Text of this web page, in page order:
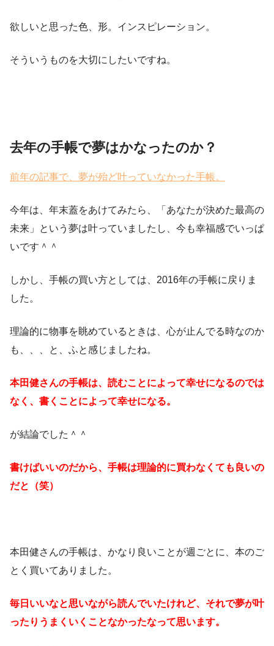
欲しいと思った色、形。インスピレーション。
そういうものを大切にしたいですね。
去年の手帳で夢はかなったのか？
前年の記事で、夢が殆ど叶っていなかった手帳。
今年は、年末蓋をあけてみたら、「あなたが決めた最高の
未来」という夢は叶っていましたし、今も幸福感でいっぱ
いです＾＾
しかし、手帳の買い方としては、2016年の手帳に戻りま
した。
理論的に物事を眺めているときは、心が止んでる時なのか
も、、、と、ふと感じましたね。
本田健さんの手帳は、読むことによって幸せになるのでは
なく、 書くことによって幸せになる。
が結論でした＾＾
書けばいいのだから、手帳は理論的に買わなくても良いの
だと（笑）
本田健さんの手帳は、かなり良いことが週ごとに、本のご
とく買いてありました。
毎日いいなと思いながら読んでいたけれど、それで夢が叶
ったりうまくいくことなかったなって思います。